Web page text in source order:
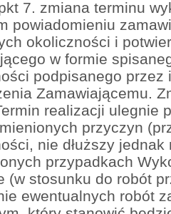
7. zmiana terminu
powiadomieniu
okoliczności i
w formie
podpisanego przez
Zamawiającemu.
realizacji ulegnie
przyczyn
nie dłuższy
przypadkach
(w stosunku do robót
ewentualnych robót